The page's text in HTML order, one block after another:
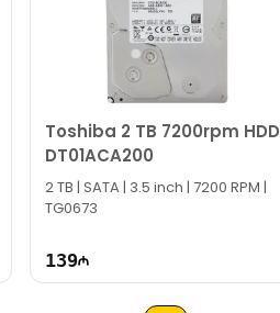
Toshiba 2 TB 7200rpm HDD
DT01ACA200
2 TB | SATA | 3.5 inch | 7200 RPM |
TG0673
139